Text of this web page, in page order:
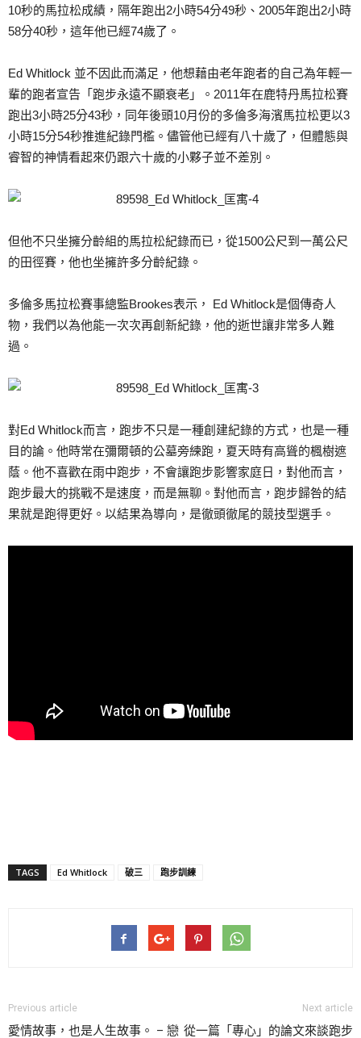
10秒的馬拉松成績，隔年跑出2小時54分49秒、2005年跑出2小時
58分40秒，這年他已經74歲了。
Ed Whitlock 並不因此而滿足，他想藉由老年跑者的自己為年輕一
輩的跑者宣告「跑步永遠不顯衰老」。2011年在鹿特丹馬拉松賽
跑出3小時25分43秒，同年後頭10月份的多倫多海濱馬拉松更以3
小時15分54秒推進紀錄門檻。儘管他已經有八十歲了，但體態與
睿智的神情看起來仍跟六十歲的小夥子並不差別。
但他不只坐擁分齡組的馬拉松紀錄而已，從1500公尺到一萬公尺
的田徑賽，他也坐擁許多分齡紀錄。
多倫多馬拉松賽事總監Brookes表示， Ed Whitlock是個傳奇人
物，我們以為他能一次次再創新紀錄，他的逝世讓非常多人難
過。
對Ed Whitlock而言，跑步不只是一種創建紀錄的方式，也是一種
目的論。他時常在彌爾頓的公墓旁練跑，夏天時有高聳的楓樹遮
蔭。他不喜歡在雨中跑步，不會讓跑步影響家庭日，對他而言，
跑步最大的挑戰不是速度，而是無聊。對他而言，跑步歸咎的結
果就是跑得更好。以結果為導向，是徹頭徹尾的競技型選手。
TAGS Ed Whitlock 破三 跑步訓練
Previous article
愛情故事，也是人生故事。 – 戀
Next article
從一篇「專心」的論文來談跑步